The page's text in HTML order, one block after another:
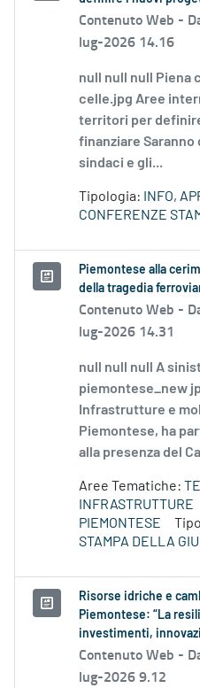
Contenuto Web -
lug-2026 14.16
null null null Piena
celle.jpg Aree
territori per
finanziare
sindaci e gli...
Tipologia:
INFO,
CONFERENZE
Piemontese alla
della tragedia
Contenuto Web -
lug-2026 14.31
null null null A
piemontese_new
Infrastrutture e
Piemontese, ha
alla presenza del
Aree Tematiche:
INFRASTRUTTURE
PIEMONTESE
STAMPA DELLA
Risorse idriche e
Piemontese: “La
investimenti,
Contenuto Web -
lug-2026 9.12